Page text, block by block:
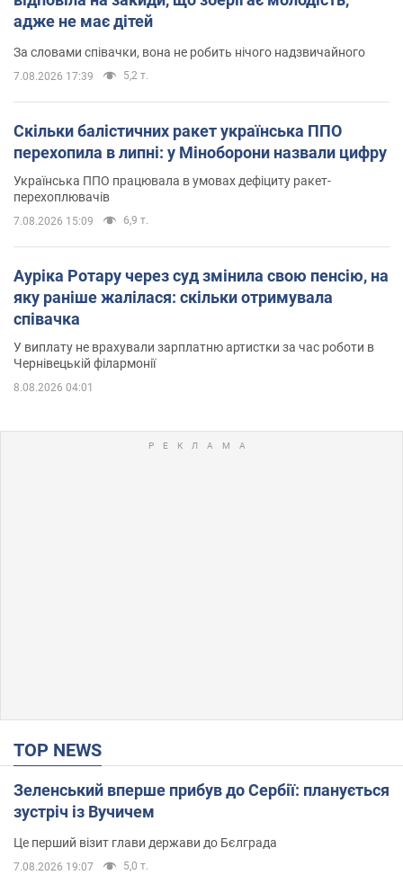
адже не має дітей
За словами співачки, вона не робить нічого надзвичайного
7.08.2026 17:39 5,2 т.
Скільки балістичних ракет українська ППО
перехопила в липні: у Міноборони назвали цифру
Українська ППО працювала в умовах дефіциту ракет-
перехоплювачів
7.08.2026 15:09 6,9 т.
Ауріка Ротару через суд змінила свою пенсію, на
яку раніше жалілася: скільки отримувала
співачка
У виплату не врахували зарплатню артистки за час роботи в
Чернівецькій філармонії
8.08.2026 04:01
TOP NEWS
Зеленський вперше прибув до Сербії: планується
зустріч із Вучичем
Це перший візит глави держави до Бєлграда
7.08.2026 19:07 5,0 т.